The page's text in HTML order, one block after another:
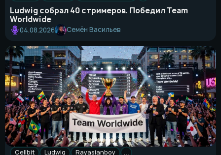
Ludwig собрал 40 стримеров. Победил Team
Worldwide
04.08.2026 Семён Васильев
Cellbit Ludwig Rayasianboy …